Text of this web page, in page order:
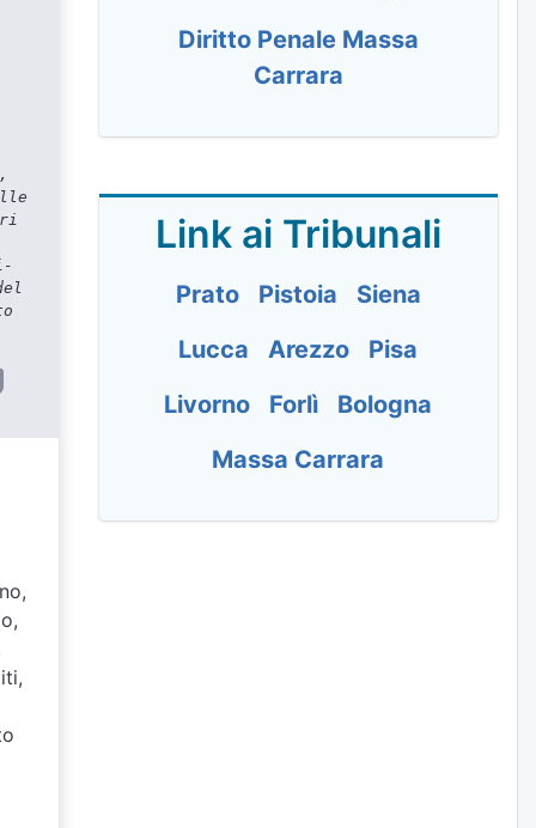
Diritto Penale Massa
Carrara
Link ai Tribunali
Prato Pistoia
Siena
Lucca
Arezzo
Pisa
Livorno
Forlì
Bologna
Massa Carrara